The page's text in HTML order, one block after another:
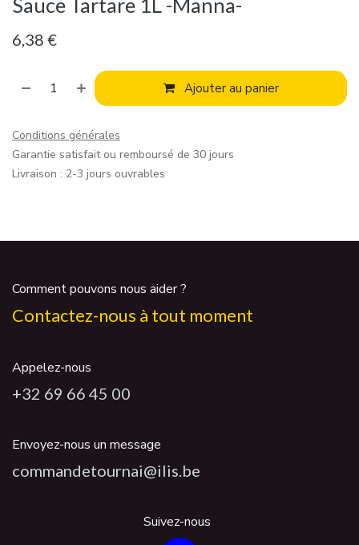
Sauce Tartare 1L -Manna-
6,38 €
Ajouter au panier
Conditions générales
Garantie satisfait ou remboursé de 30 jours
Livraison : 2-3 jours ouvrables
Comment pouvons nous aider ?
Contactez-nous à tout moment
Appelez-nous
+32 69 66 45 00
Envoyez-nous un message
commandetournai@ilis.be
Suivez-nous